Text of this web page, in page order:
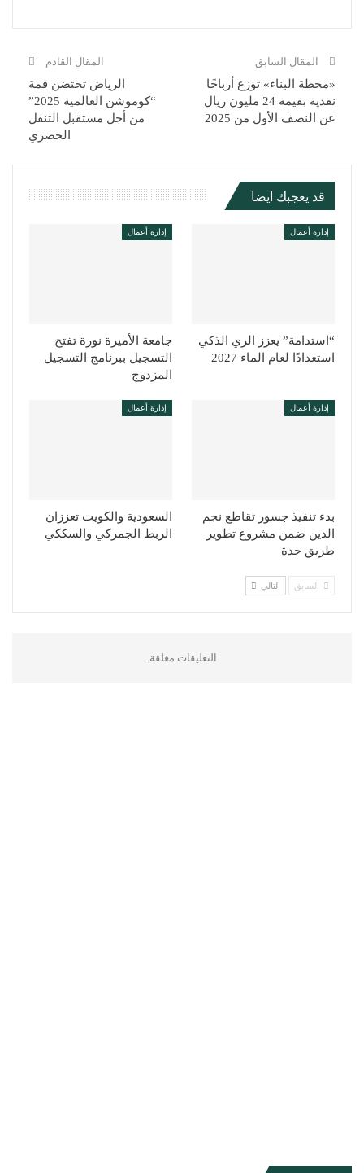
المقال السابق
«محطة البناء» توزع أرباحًا
نقدية بقيمة 24 مليون ريال
عن النصف الأول من 2025
المقال القادم
الرياض تحتضن قمة
“كوموشن العالمية 2025”
من أجل مستقبل التنقل
الحضري
قد يعجبك ايضا
إدارة أعمال
“استدامة” يعزز الري الذكي
استعدادًا لعام الماء 2027
إدارة أعمال
جامعة الأميرة نورة تفتح
التسجيل ببرنامج التسجيل
المزدوج
إدارة أعمال
بدء تنفيذ جسور تقاطع نجم
الدين ضمن مشروع تطوير
طريق جدة
إدارة أعمال
السعودية والكويت تعززان
الربط الجمركي والسككي
السابق التالي
التعليقات مغلقة.